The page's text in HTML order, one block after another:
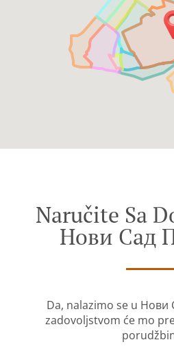
Naručite Sa
Нови Сад
Da, nalazimo se u Нови
zadovoljstvom će mo